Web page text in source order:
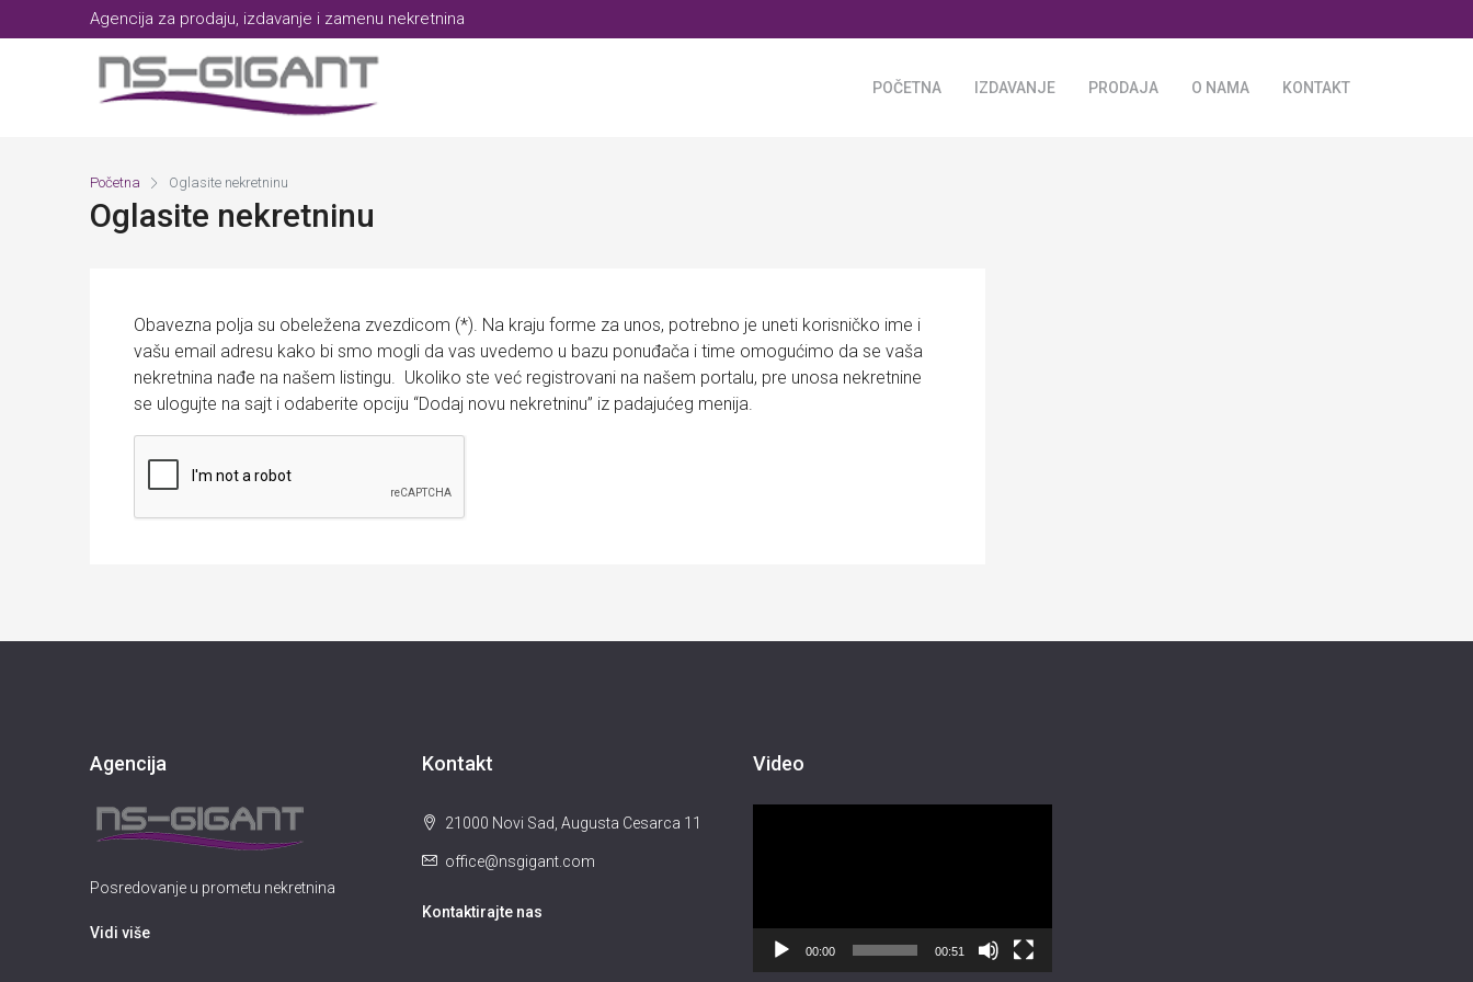
Agencija za prodaju, izdavanje i zamenu nekretnina
POČETNA IZDAVANJE PRODAJA O NAMA KONTAKT
Početna Oglasite nekretninu
Oglasite nekretninu
Obavezna polja su obeležena zvezdicom (*). Na kraju forme za unos, potrebno je uneti korisničko ime i
vašu email adresu kako bi smo mogli da vas uvedemo u bazu ponuđača i time omogućimo da se vaša
nekretnina nađe na našem listingu. Ukoliko ste već registrovani na našem portalu, pre unosa nekretnine
se ulogujte na sajt i odaberite opciju “Dodaj novu nekretninu” iz padajućeg menija.
Agencija
Posredovanje u prometu nekretnina
Vidi više
Kontakt
21000 Novi Sad, Augusta Cesarca 11
office@nsgigant.com
Kontaktirajte nas
Video
00:00 00:51